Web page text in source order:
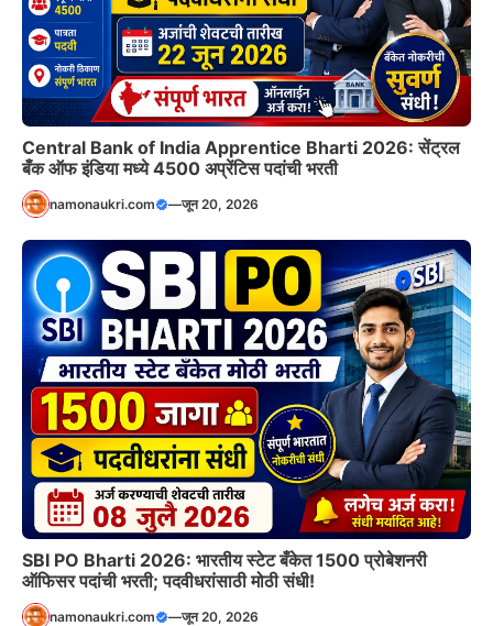
Central Bank of India Apprentice Bharti 2026: सेंट्रल
बँक ऑफ इंडिया मध्ये 4500 अप्रेंटिस पदांची भरती
namonaukri.com —जून 20, 2026
SBI PO Bharti 2026: भारतीय स्टेट बँकेत 1500 प्रोबेशनरी
ऑफिसर पदांची भरती; पदवीधरांसाठी मोठी संधी!
namonaukri.com —जून 20, 2026